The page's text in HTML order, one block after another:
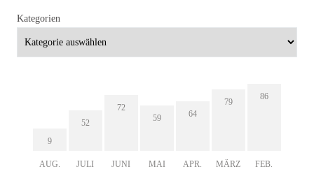
Kategorien
9
AUG.
52
JULI
72
JUNI
59
MAI
64
APR.
79
MÄRZ
86
FEB.